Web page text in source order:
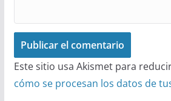
Este sitio usa Akismet para
cómo se procesan los datos de